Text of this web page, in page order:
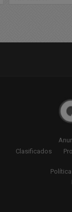
Clasificados